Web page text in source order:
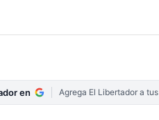
en Agrega El Libertador a